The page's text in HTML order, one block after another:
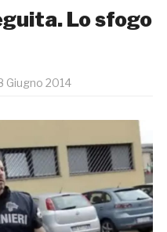
Lo sfogo
Giugno 2014